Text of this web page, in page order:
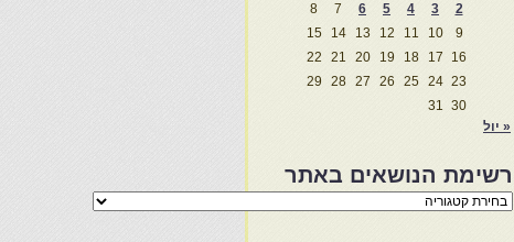
2
3
4
5
6
7
8
9
10
11
12
13
14
15
16
17
18
19
20
21
22
23
24
25
26
27
28
29
30
31
« יול
רשימת הנושאים באתר
רשימת
הנושאים